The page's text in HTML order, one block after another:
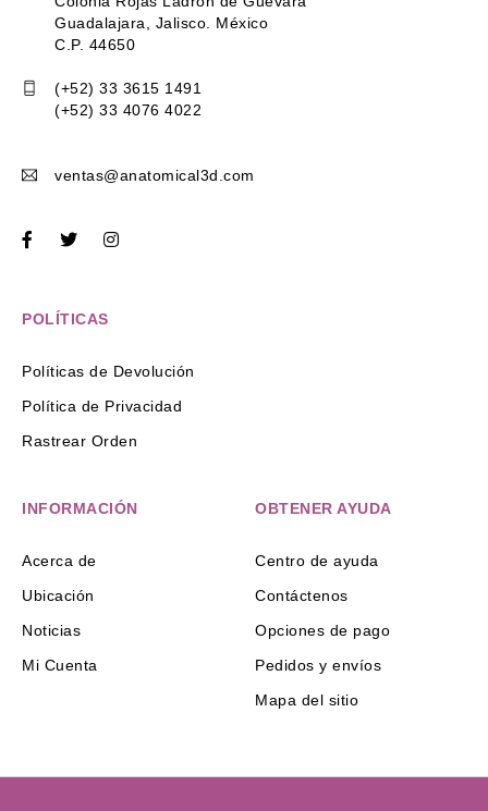
Guadalajara, Jalisco. México
C.P. 44650
(+52) 33 3615 1491
(+52) 33 4076 4022
ventas@anatomical3d.com
POLÍTICAS
Políticas de Devolución
Política de Privacidad
Rastrear Orden
INFORMACIÓN
Acerca de
Ubicación
Noticias
Mi Cuenta
OBTENER AYUDA
Centro de ayuda
Contáctenos
Opciones de pago
Pedidos y envíos
Mapa del sitio